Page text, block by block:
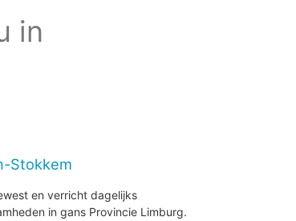
in
Stokkem
en verricht dagelijks
in gans Provincie Limburg.